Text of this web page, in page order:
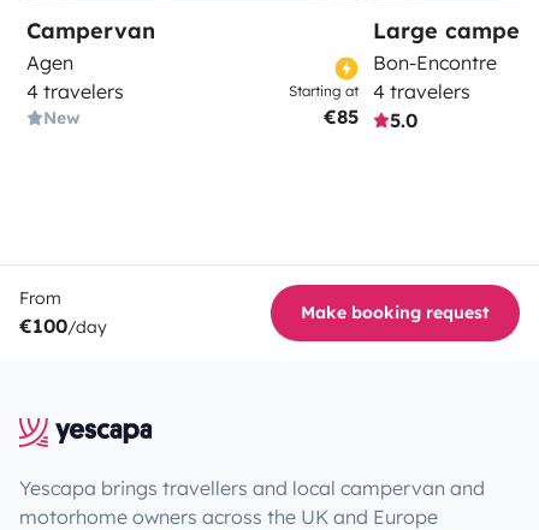
Campervan
Agen
4 travelers
New
Starting at
€85
Large
Bon-Encontre
4 travelers
5.0
From
€100/day
Make booking request
Yescapa brings travellers and local campervan and
motorhome owners across the UK and Europe